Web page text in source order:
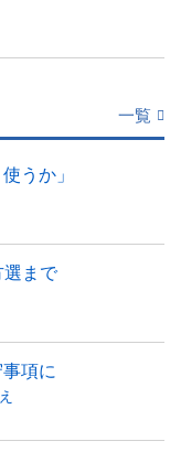
一覧
うか」
選まで
項に